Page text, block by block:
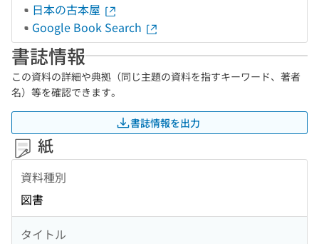
日本の古本屋
Google Book Search
書誌情報
この資料の詳細や典拠（同じ主題の資料を指すキーワード、著者
名）等を確認できます。
書誌情報を出力
紙
資料種別
図書
タイトル